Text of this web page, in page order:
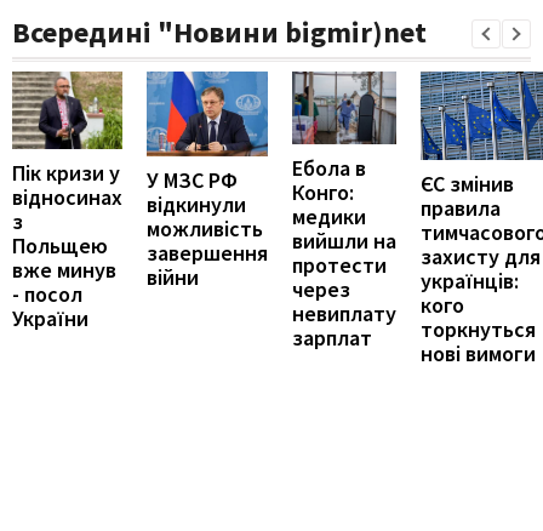
Всередині "Новини bigmir)net
Пік кризи у
відносинах
з
Польщею
вже минув
- посол
України
У МЗС РФ
відкинули
можливість
завершення
війни
Ебола в
Конго:
медики
вийшли на
протести
через
невиплату
зарплат
ЄС змінив
правила
захисту для
українців:
кого
торкнуться
нові вимоги